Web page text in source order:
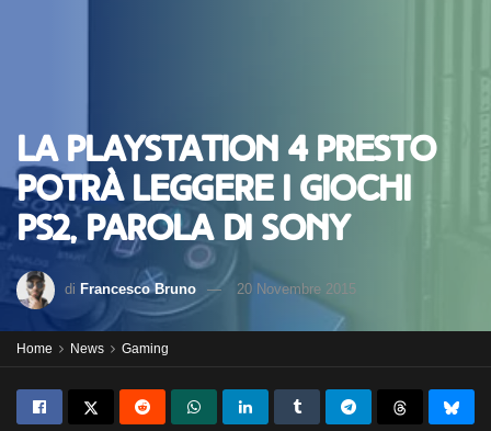
La Playstation 4 presto
potrà leggere i giochi
PS2, parola di Sony
di Francesco Bruno 20 Novembre 2015
Home News Gaming